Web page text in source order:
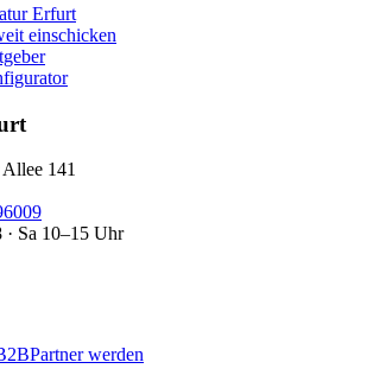
Erfurt
einschicken
141
Sa 10–15 Uhr
Partner werden